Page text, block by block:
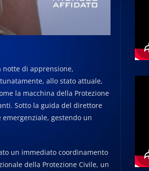
notte di apprensione,
allo stato attuale,
la macchina della Protezione
Sotto la guida del direttore
gestendo un
un immediato coordinamento
della Protezione Civile, un